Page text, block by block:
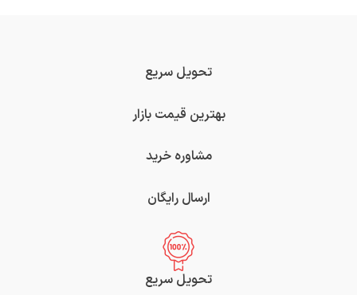
تحویل سریع
بهترین قیمت بازار
مشاوره خرید
ارسال رایگان
تحویل سریع